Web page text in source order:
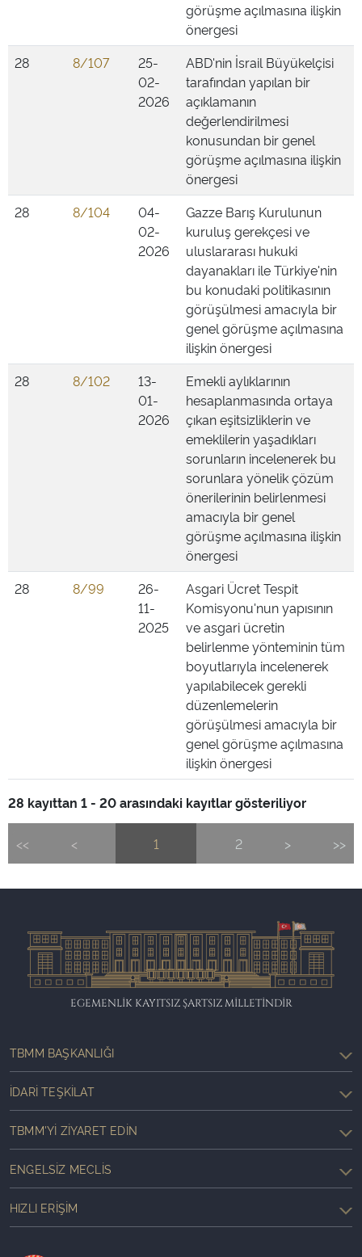
görüşme açılmasına ilişkin
önergesi
28
8/107
25-
02-
2026
ABD'nin İsrail Büyükelçisi
tarafından yapılan bir
açıklamanın
değerlendirilmesi
konusundan bir genel
görüşme açılmasına ilişkin
önergesi
28
8/104
04-
02-
2026
Gazze Barış Kurulunun
kuruluş gerekçesi ve
uluslararası hukuki
dayanakları ile Türkiye'nin
bu konudaki politikasının
görüşülmesi amacıyla bir
genel görüşme açılmasına
ilişkin önergesi
28
8/102
13-
01-
2026
Emekli aylıklarının
hesaplanmasında ortaya
çıkan eşitsizliklerin ve
emeklilerin yaşadıkları
sorunların incelenerek bu
sorunlara yönelik çözüm
önerilerinin belirlenmesi
amacıyla bir genel
görüşme açılmasına ilişkin
önergesi
28
8/99
26-
11-
2025
Asgari Ücret Tespit
Komisyonu'nun yapısının
ve asgari ücretin
belirlenme yönteminin tüm
boyutlarıyla incelenerek
yapılabilecek gerekli
düzenlemelerin
görüşülmesi amacıyla bir
genel görüşme açılmasına
ilişkin önergesi
28 kayıttan 1 - 20 arasındaki kayıtlar gösteriliyor
<< < 1 2 > >>
EGEMENLİK KAYITSIZ ŞARTSIZ MİLLETİNDİR
TBMM BAŞKANLIĞI
İDARI TEŞKILAT
TBMM'YI ZIYARET EDIN
ENGELSIZ MECLIS
HIZLI ERIŞIM